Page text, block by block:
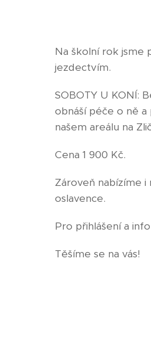
Na školní rok jsme
jezdectvím.
SOBOTY U KONÍ:
obnáší péče o ně
našem areálu na
Cena 1 900 Kč.
Zároveň nabízíme i
oslavence.
Pro přihlášení a
Těšíme se na vás!